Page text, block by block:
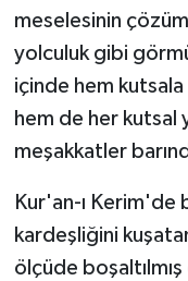
meselesinin
yolculuk gibi
içinde hem
hem de her
meşakkatler
Kur'an-ı Kerim'de
kardeşliğini
ölçüde